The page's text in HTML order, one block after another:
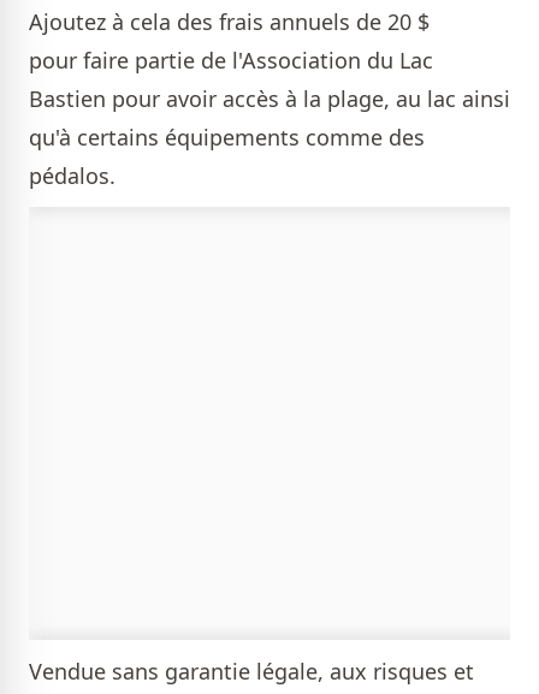
Ajoutez à cela des frais annuels de 20 $
pour faire partie de l'Association du Lac
Bastien pour avoir accès à la plage, au lac ainsi
qu'à certains équipements comme des
pédalos.
Vendue sans garantie légale, aux risques et